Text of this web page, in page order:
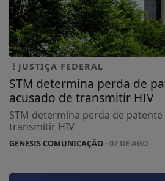
JUSTIÇA FEDERAL
STM determina perda de
acusado de transmitir HIV
STM determina perda de
transmitir HIV
GENESIS COMUNICAÇÃO- 07 DE AGO